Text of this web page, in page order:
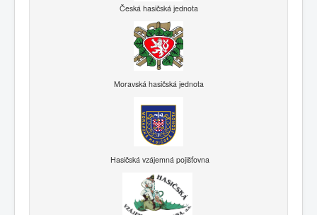
Česká hasičská jednota
Moravská hasičská jednota
Hasičská vzájemná pojišťovna